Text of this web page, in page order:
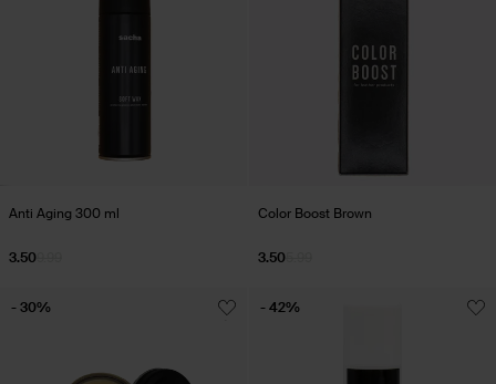
Anti Aging 300 ml
3.50
Color Boost Brown
3.50
- 30% - 42%